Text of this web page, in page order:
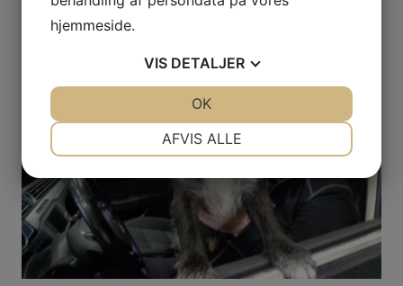
Email:tina@tumlinghoejauto.dk
hjemmeside.
VIS DETALJER
STATISTIK
AFVIS ALLE
OK